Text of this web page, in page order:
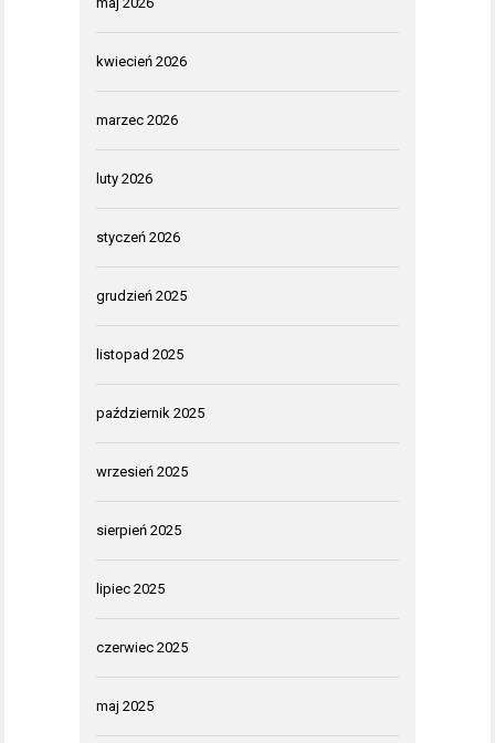
kwiecień 2026
marzec 2026
luty 2026
styczeń 2026
grudzień 2025
listopad 2025
październik 2025
wrzesień 2025
sierpień 2025
lipiec 2025
czerwiec 2025
maj 2025